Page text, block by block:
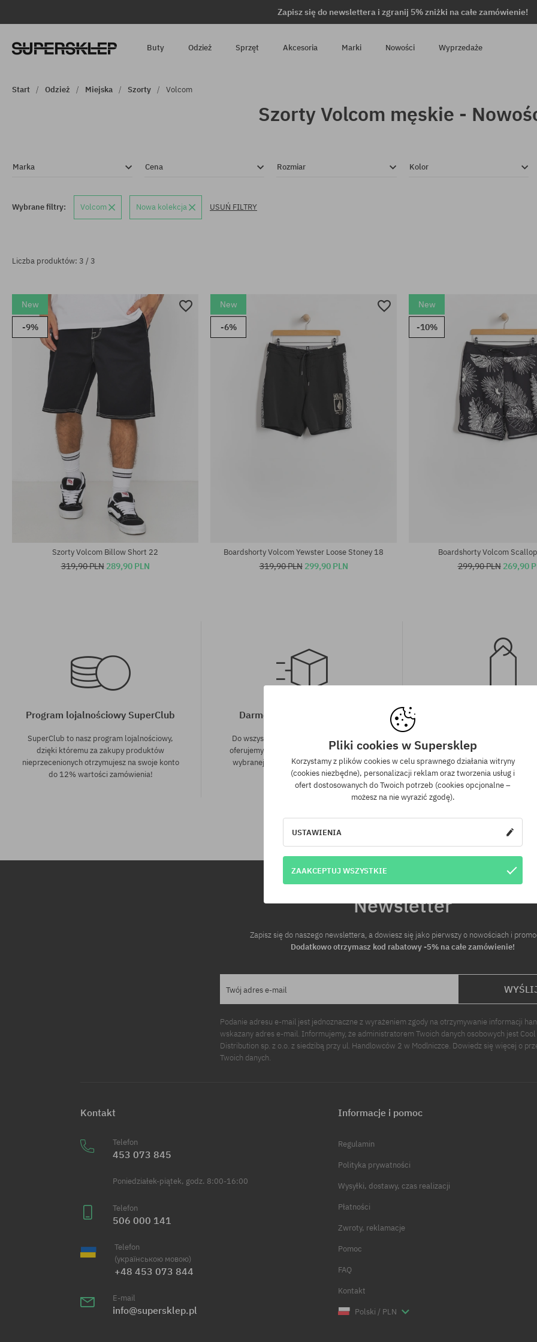
Zapisz się do newslettera i zgranij 5% zniżki na całe zamówienie!
Buty Odzież Sprzęt Akcesoria Marki Nowości Wyprzedaże
Start Odzież Miejska Szorty Volcom
Szorty Volcom męskie -
Marka Cena Rozmiar Kolor
Wybrane filtry: Volcom Nowa kolekcja USUŃ FILTRY
Liczba produktów: 3 / 3
New
-9%
Szorty Volcom Billow Short 22
319,90 PLN 289,90 PLN
New
-6%
Boardshorty Volcom Yewster Loose Stoney 18
319,90 PLN 299,90 PLN
New
-10%
Boardshorty Volcom
299,90 PLN 269,90
Program lojalnościowy SuperClub
SuperClub to nasz program lojalnościowy,
dzięki któremu za zakupy produktów
nieprzecenionych otrzymujesz na swoje konto
do 12% wartości zamówienia!
Darmowa wysyłka od 350 zł
Do wszystkich zamówień powyżej 350 zł
oferujemy wysyłkę GRATIS, niezależnie od
wybranej formy płatności i przewoźnika.
Gwarancja
Mamy najlepsze ceny, ale jeśli
znaleźć dokładnie ten sam
sklepie, w niższej cenie -
również obniżymy jego
Newsletter
Zapisz się do naszego newslettera, a dowiesz się jako pierwszy o nowościach i
Dodatkowo otrzymasz kod rabatowy -5% na całe zamówienie!
Twój adres e-mail
Podanie adresu e-mail jest jednoznaczne z wyrażeniem zgody na otrzymywanie informacji
wskazany adres e-mail. Informujemy, że administratorem Twoich danych osobowych jest Cool
Distribution sp. z o.o. z siedzibą przy ul. Handlowców 2 w Modlniczce. Dowiedz się więcej o
Twoich danych.
Kontakt
Telefon
453 073 845
Poniedziałek-piątek, godz. 8:00-16:00
Telefon
506 000 141
Telefon
(українською мовою)
+48 453 073 844
E-mail
info@supersklep.pl
Informacje i pomoc
Regulamin
Polityka prywatności
Wysyłki, dostawy, czas realizacji
Płatności
Zwroty, reklamacje
Pomoc
FAQ
Kontakt
Polski / PLN
Pliki cookies w Supersklep
Korzystamy z plików cookies w celu sprawnego działania witryny
(cookies niezbędne), personalizacji reklam oraz tworzenia usług i
ofert dostosowanych do Twoich potrzeb (cookies opcjonalne –
możesz na nie wyrazić zgodę).
USTAWIENIA
ZAAKCEPTUJ WSZYSTKIE